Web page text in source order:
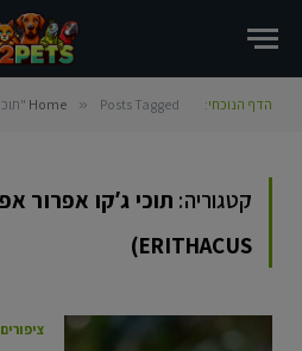
הדף הנוכחי: Home » Posts Tagged "תוכי גʼקו אפרור אפריקני (Psittacus erithacus)"
קטגוריה:
ERITHACUS)
ציפורים